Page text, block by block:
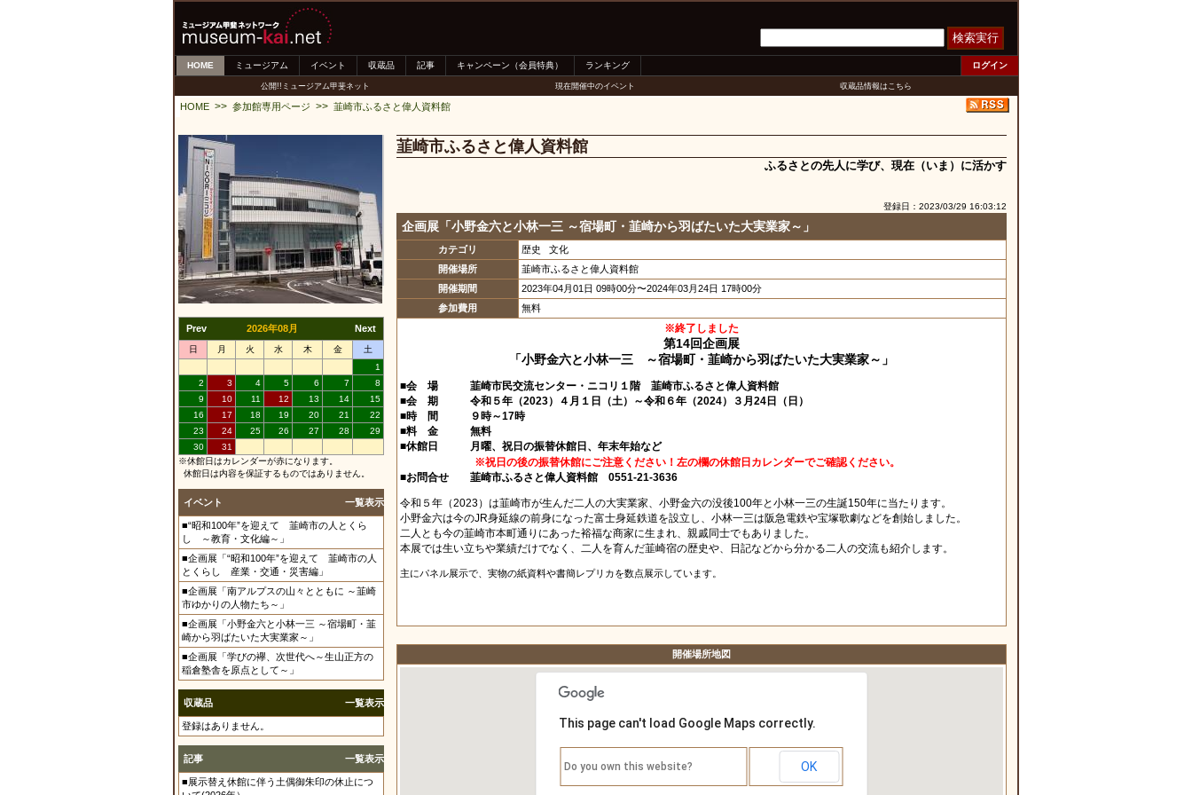
検索実行
HOME ミュージアム イベント 収蔵品 記事 キャンペーン（会員特典） ランキング ログイン
公開!!ミュージアム甲斐ネット 現在開催中のイベント 収蔵品情報はこちら
HOME >> 参加館専用ページ >> 韮崎市ふるさと偉人資料館
Prev 2026年08月 Next
日 月 火 水 木 金
土
1
2
3 4 5 6 7
8
9
10 11 12 13 14
15
16
17 18 19 20 21
22
23
24 25 26 27 28
29
30
31
※休館日はカレンダーが赤になります。
休館日は内容を保証するものではありません。
イベント 一覧表示
■“昭和100年”を迎えて 韮崎市の人とくら
し ～教育・文化編～」
■企画展「“昭和100年”を迎えて 韮崎市の人
とくらし 産業・交通・災害編」
■企画展「南アルプスの山々とともに ～韮崎
市ゆかりの人物たち～」
■企画展「小野金六と小林一三 ～宿場町・韮
崎から羽ばたいた大実業家～」
■企画展「学びの襷、次世代へ～生山正方の
稲倉塾舎を原点として～」
収蔵品 一覧表示
登録はありません。
記事 一覧表示
■展示替え休館に伴う土偶御朱印の休止につ
韮崎市ふるさと偉人資料館
ふるさとの先人に学び、現在（いま）に活かす
登録日：2023/03/29 16:03:12
企画展「小野金六と小林一三 ～宿場町・韮崎から羽ばたいた大実業家～」
カテゴリ
歴史 文化
開催場所
韮崎市ふるさと偉人資料館
開催期間
2023年04月01日 09時00分〜2024年03月24日 17時00分
参加費用
無料
※終了しました
第14回企画展
「小野金六と小林一三 ～宿場町・韮崎から羽ばたいた大実業家～」
■会 場 韮崎市民交流センター・ニコリ１階 韮崎市ふるさと偉人資料館
■会 期 令和５年（2023）４月１日（土）～令和６年（2024）３月24日（日）
■時 間 ９時～17時
■料 金 無料
■休館日 月曜、祝日の振替休館日、年末年始など
※祝日の後の振替休館にご注意ください！左の欄の休館日カレンダーでご確認ください。
■お問合せ 韮崎市ふるさと偉人資料館 0551-21-3636
令和５年（2023）は韮崎市が生んだ二人の大実業家、小野金六の没後100年と小林一三の生誕150年に当たります。
小野金六は今のJR身延線の前身になった富士身延鉄道を設立し、小林一三は阪急電鉄や宝塚歌劇などを創始しました。
二人とも今の韮崎市本町通りにあった裕福な商家に生まれ、親戚同士でもありました。
本展では生い立ちや業績だけでなく、二人を育んだ韮崎宿の歴史や、日記などから分かる二人の交流も紹介します。
主にパネル展示で、実物の紙資料や書簡レプリカを数点展示しています。
開催場所地図
This page can't load Google Maps correctly.
Do you own this website? OK